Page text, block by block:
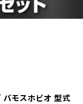
バモスホビオ 型式